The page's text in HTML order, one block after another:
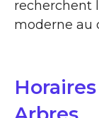
recherchent
moderne au